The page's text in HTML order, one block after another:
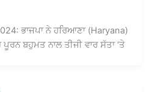
ਭਾਜਪਾ ਨੇ ਹਰਿਆਣਾ (Haryana)
ਪੂਰਨ ਬਹੁਮਤ ਨਾਲ ਤੀਜੀ ਵਾਰ ਸੱਤਾ ‘ਤੇ